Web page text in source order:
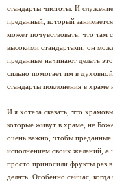
стандарты чистоты. И
преданный, который
может почувствовать, что там
высокими стандартами, он
преданные начинают делать
сильно помогает им в
стандарты поклонения в
И я хотела сказать, что
которые живут в храме, не
очень важно, чтобы преданные
исполнением своих желаний,
просто приносили фрукты раз
делать. Особенно сейчас,